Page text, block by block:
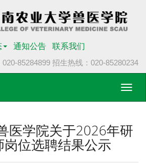
通知公告
联系我们
85284899 招生热线：020-85280234
医学院关于2026年研
岗位选聘结果公示